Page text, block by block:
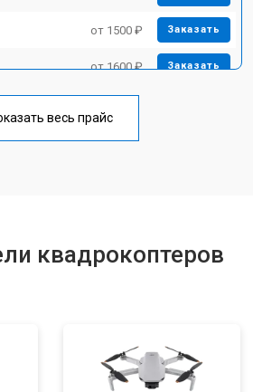
от 1500 ₽ Заказать
от 1600 ₽ Заказать
от 1800 ₽
весь прайс
квадрокоптеров